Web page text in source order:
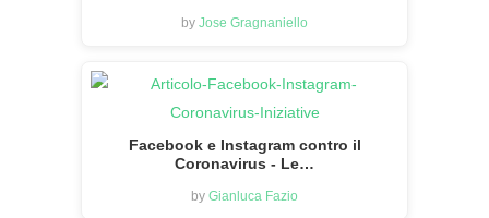
by Jose Gragnaniello
Facebook e Instagram contro il
Coronavirus - Le…
by Gianluca Fazio